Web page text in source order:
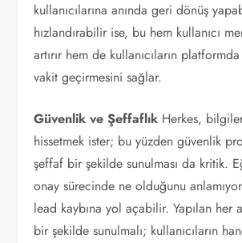
kullanıcılarına anında geri dönüş
hızlandırabilir ise, bu hem kullanıcı
artırır hem de kullanıcıların
vakit geçirmesini sağlar.
Güvenlik ve Şeffaflık Herkes,
hissetmek ister; bu yüzden güvenlik
şeffaf bir şekilde sunulması da kritik.
onay sürecinde ne olduğunu
lead kaybına yol açabilir. Yapılan her
bir şekilde sunulmalı; kullanıcıların